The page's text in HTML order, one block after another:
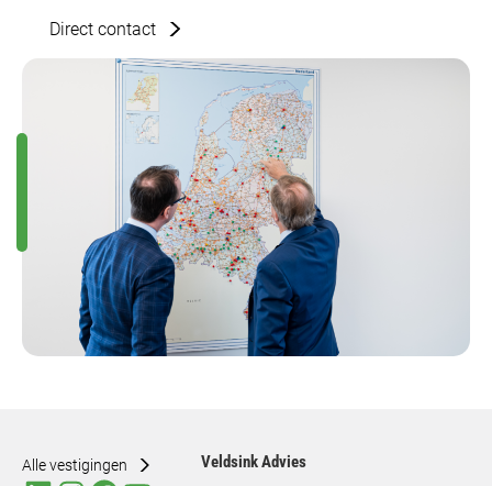
Direct contact
Alle vestigingen Veldsink Advies